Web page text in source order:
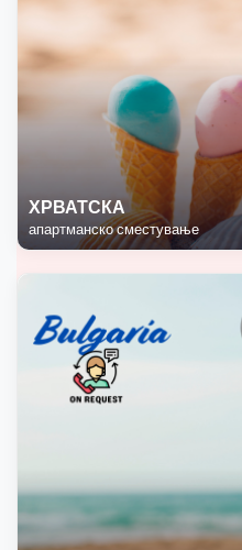
ХРВАТСКА
апартманско сместување